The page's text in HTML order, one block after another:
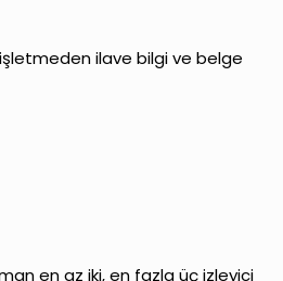
ilave bilgi ve belge
en az iki, en fazla üç izleyici